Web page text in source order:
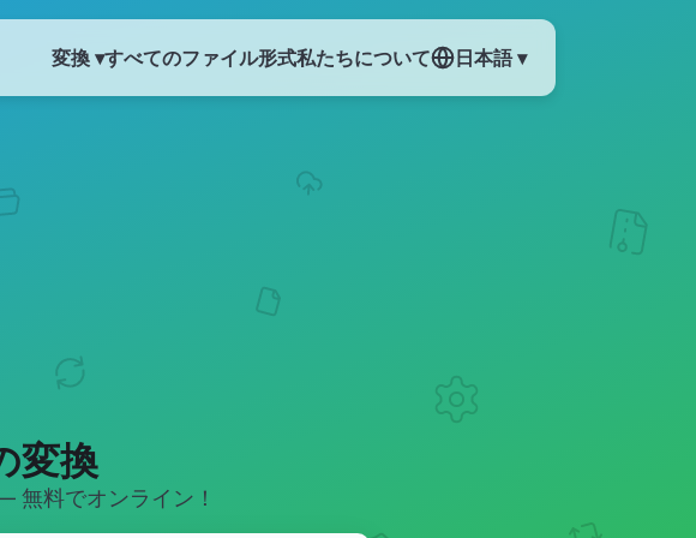
変換 ▾すべてのファイル形式私たちについて 日本語 ▾
変換
無料でオンライン！